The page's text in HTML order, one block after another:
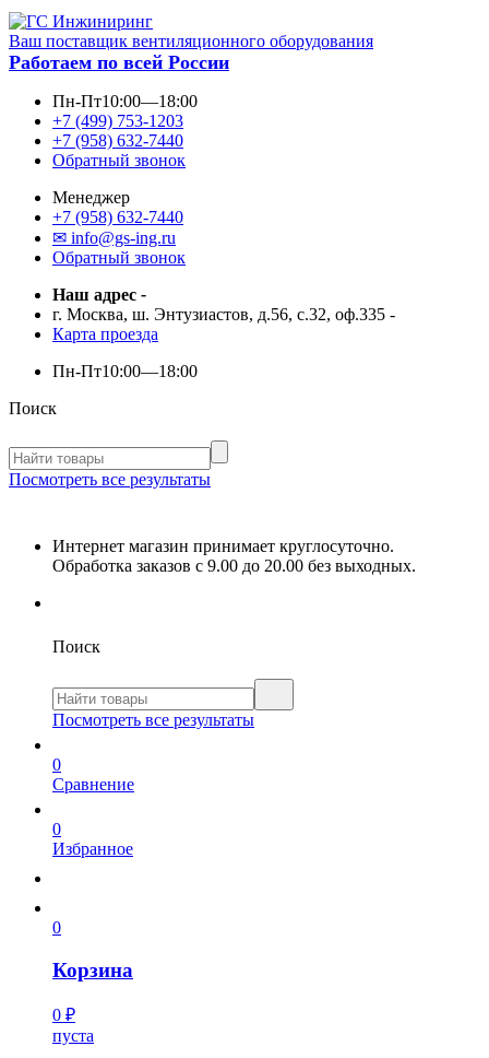
Ваш поставщик вентиляционного оборудования
Работаем по всей России
Пн-Пт10:00—18:00
+7 (499) 753-1203
+7 (958) 632-7440
Обратный звонок
Менеджер
+7 (958) 632-7440
✉ info@gs-ing.ru
Обратный звонок
Наш адрес -
г. Москва, ш. Энтузиастов, д.56, с.32, оф.335 -
Карта проезда
Пн-Пт10:00—18:00
Поиск
Посмотреть все результаты
Интернет магазин принимает круглосуточно.
Обработка заказов с 9.00 до 20.00 без выходных.
Поиск
Посмотреть все результаты
0
Сравнение
0
Избранное
0
Корзина
0 ₽
пуста